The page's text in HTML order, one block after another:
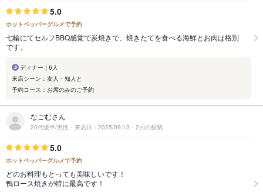
5.0
ホットペッパーグルメで予約
七輪にてセルフBBQ感覚で炭焼きで、焼きたてを食べる海鮮とお肉は格別
です。
ディナー | 6人
来店シーン：友人・知人と
予約コース：お席のみのご予約
なごむさん
20代後半/男性・来店日：2025/09/13・2回の投稿
5.0
ホットペッパーグルメで予約
どのお料理もとっても美味しいです！
鴨ロース焼きが特に最高です！